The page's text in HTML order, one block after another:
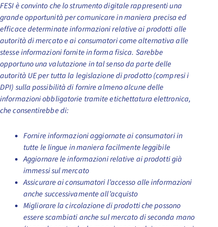
FESI è convinto che lo strumento digitale rappresenti una
grande opportunità per comunicare in maniera precisa ed
efficace determinate informazioni relative ai prodotti alle
autorità di mercato e ai consumatori come alternativa alle
stesse informazioni fornite in forma fisica. Sarebbe
opportuno una valutazione in tal senso da parte delle
autorità UE per tutta la legislazione di prodotto (compresi i
DPI) sulla possibilità di fornire almeno alcune delle
informazioni obbligatorie tramite etichettatura elettronica,
che consentirebbe di:
Fornire informazioni aggiornate ai consumatori in
tutte le lingue in maniera facilmente leggibile
Aggiornare le informazioni relative ai prodotti già
immessi sul mercato
Assicurare ai consumatori l’accesso alle informazioni
anche successivamente all’acquisto
Migliorare la circolazione di prodotti che possono
essere scambiati anche sul mercato di seconda mano